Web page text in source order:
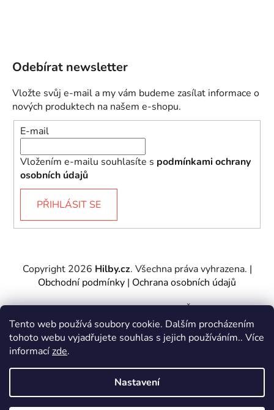
Tento web používá soubory cookie. Dalším procházením
tohoto webu vyjadřujete souhlas s jejich používáním.. Více
informacízde.
Nastavení
Odebírat newsletter
Vložte svůj e-mail a my vám budeme zasílat informace o
nových produktech na našem e-shopu.
E-mail
Vložením e-mailu souhlasíte s podmínkami ochrany
osobních údajů
PŘIHLÁSIT SE
Vytvořil Shoptet&PekneWeby
Copyright 2026 Hilby.cz. Všechna práva vyhrazena. |
Obchodní podmínky | Ochrana osobních údajů
Provozovatel e-shopu: Hilby CZ s.r.o., IČ: 27467317, se
sídlem Soukenická 2082/7,11000 Praha 1 – Nové
Město.
Společnost je zapsána u Městského soudu v Praze -